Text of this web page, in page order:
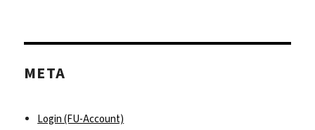
META
Login (FU-Account)